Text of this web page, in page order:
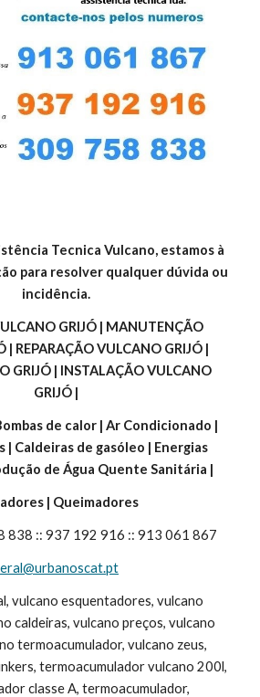
Tecnica Vulcano, estamos à
para resolver qualquer dúvida ou
incidência.
GRIJÓ | MANUTENÇÃO
| REPARAÇÃO VULCANO GRIJÓ |
GRIJÓ | INSTALAÇÃO VULCANO
GRIJÓ |
de calor | Ar Condicionado |
| Caldeiras de gasóleo | Energias
de Água Quente Sanitária |
| Queimadores
838 :: 937 192 916 :: 913 061 867
vulcano esquentadores, vulcano
caldeiras, vulcano preços, vulcano
termoacumulador, vulcano zeus,
termoacumulador vulcano 200l,
classe A, termoacumulador,